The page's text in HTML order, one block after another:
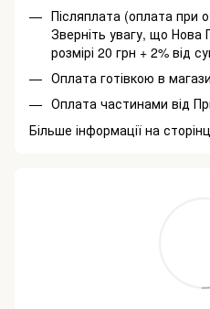
Післяплата (оплата при
Зверніть увагу, що Нова
розмірі 20 грн + 2% від
Оплата готівкою в
Оплата частинами від
Більше інформації на